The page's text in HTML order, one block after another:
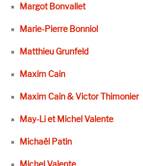
Margot Bonvallet
Marie-Pierre Bonniol
Matthieu Grunfeld
Maxim Cain
Maxim Cain & Victor Thimonier
May-Li et Michel Valente
Michaël Patin
Michel Valente